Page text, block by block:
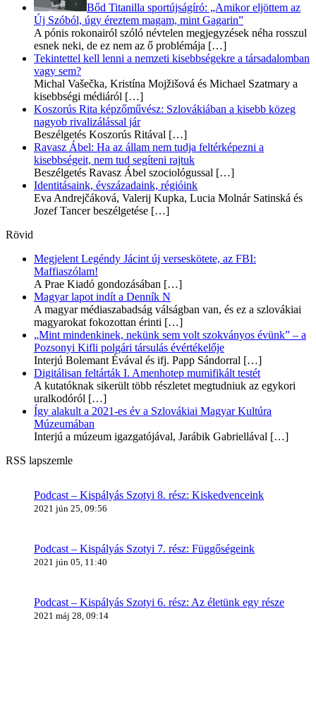
Bőd Titanilla sportújságíró: „Amikor eljöttem az
Új Szóból, úgy éreztem magam, mint Gagarin”
A pónis rokonairól szóló névtelen megjegyzések néha rosszul
esnek neki, de ez nem az ő problémája […]
Tekintettel kell lenni a nemzeti kisebbségekre a társadalomban
vagy sem?
Michal Vašečka, Kristína Mojžišová és Michael Szatmary a
kisebbségi médiáról […]
Koszorús Rita képzőművész: Szlovákiában a kisebb közeg
nagyob rivalizálással jár
Beszélgetés Koszorús Ritával […]
Ravasz Ábel: Ha az állam nem tudja feltérképezni a
kisebbségeit, nem tud segíteni rajtuk
Beszélgetés Ravasz Ábel szociológussal […]
Identitásaink, évszázadaink, régióink
Eva Andrejčáková, Valerij Kupka, Lucia Molnár Satinská és
Jozef Tancer beszélgetése […]
Rövid
Megjelent Legéndy Jácint új verseskötete, az FBI:
Maffiaszólam!
A Prae Kiadó gondozásában […]
Magyar lapot indít a Denník N
A magyar médiaszabadság válságban van, és ez a szlovákiai
magyarokat fokozottan érinti […]
„Mint mindenkinek, nekünk sem volt szokványos évünk” – a
Pozsonyi Kifli polgári társulás évértékelője
Interjú Bolemant Évával és ifj. Papp Sándorral […]
Digitálisan feltárták I. Amenhotep mumifikált testét
A kutatóknak sikerült több részletet megtudniuk az egykori
uralkodóról […]
Így alakult a 2021-es év a Szlovákiai Magyar Kultúra
Múzeumában
Interjú a múzeum igazgatójával, Jarábik Gabriellával […]
RSS lapszemle
Podcast – Kispályás Szotyi 8. rész: Kiskedvenceink
2021 jún 25, 09:56
Podcast – Kispályás Szotyi 7. rész: Függőségeink
2021 jún 05, 11:40
Podcast – Kispályás Szotyi 6. rész: Az életünk egy része
2021 máj 28, 09:14